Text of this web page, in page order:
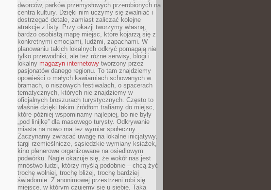
dworców, parków przemysłowych przerobionych na
centra kultury. Dzięki nim uczymy się zwalniać i
dostrzegać detale, zamiast zaliczać kolejne
atrakcje z listy. Przy okazji tworzymy własną,
bardzo osobistą mapę miejsc, które kojarzą się z
konkretnymi emocjami, ludźmi, zapachami. W
planowaniu takich lokalnych odkryć pomagają nie
tylko przewodniki, ale też różne serwisy, blogi i
lokalny magazyn internetowy tworzony przez
pasjonatów danego regionu. To tam znajdziemy
opowieści o małych kawiarniach schowanych w
bramach, o niszowych festiwalach, o spacerach
tematycznych, których nie znajdziemy w
oficjalnych broszurach turystycznych. Często to
właśnie dzięki takim źródłom trafiamy do miejsc,
które później wspominamy najlepiej, bo nie były
„pod linijkę” dla masowego turysty. Odkrywanie
miasta na nowo ma też wymiar społeczny.
Zaczynamy zwracać uwagę na lokalne inicjatywy,
targi rzemieślnicze, sąsiedzkie wymiany książek,
kino plenerowe organizowane na osiedlowym
podwórku. Nagle okazuje się, że wokół nas jest
mnóstwo ludzi, którzy myślą podobnie – chcą żyć
trochę wolniej, trochę bliżej, trochę bardziej
świadomie. Z anonimowej przestrzeni robi się
miejsce, w którym czujemy się u siebie. Taka